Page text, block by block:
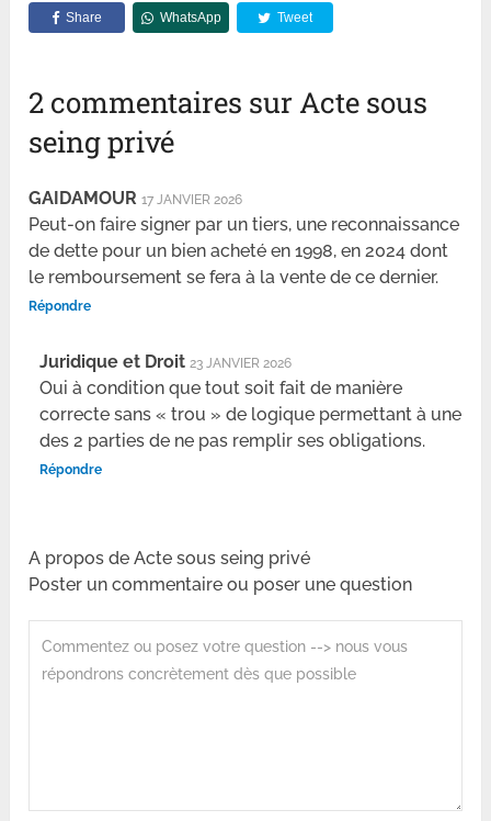
Share WhatsApp Tweet
2 commentaires sur Acte sous
seing privé
GAIDAMOUR 17 JANVIER 2026
Peut-on faire signer par un tiers, une reconnaissance
de dette pour un bien acheté en 1998, en 2024 dont
le remboursement se fera à la vente de ce dernier.
Répondre
Juridique et Droit 23 JANVIER 2026
Oui à condition que tout soit fait de manière
correcte sans « trou » de logique permettant à une
des 2 parties de ne pas remplir ses obligations.
Répondre
A propos de Acte sous seing privé
Poster un commentaire ou poser une question